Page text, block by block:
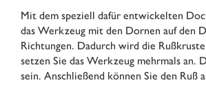
Mit dem speziell dafür entwickelten
das Werkzeug mit den Dornen auf den
Richtungen. Dadurch wird die
setzen Sie das Werkzeug mehrmals an.
sein. Anschließend können Sie den Ruß